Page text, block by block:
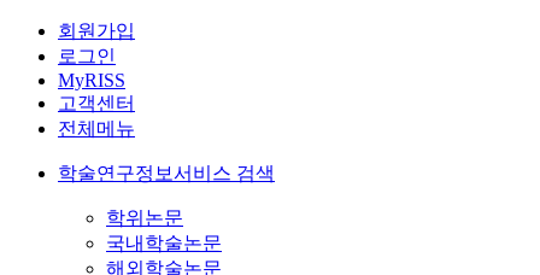
회원가입
로그인
MyRISS
고객센터
전체메뉴
학술연구정보서비스 검색
학위논문
국내학술논문
해외학술논문